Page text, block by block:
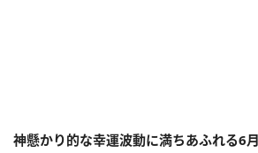
神懸かり的な幸運波動に満ちあふれる6